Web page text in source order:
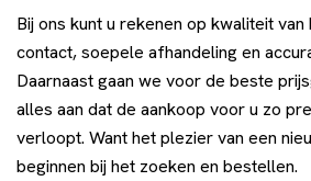
Bij ons kunt u rekenen op kwaliteit
contact, soepele afhandeling en
Daarnaast gaan we voor de beste
alles aan dat de aankoop voor u zo
verloopt. Want het plezier van een
beginnen bij het zoeken en bestellen.